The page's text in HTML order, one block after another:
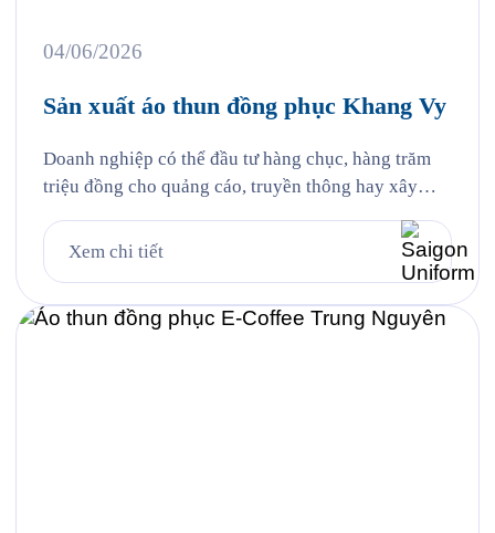
04/06/2026
Sản xuất áo thun đồng phục Khang Vy
Doanh nghiệp có thể đầu tư hàng chục, hàng trăm
triệu đồng cho quảng cáo, truyền thông hay xây
khách hàng nhớ đến lại đến từ những chi tiết gần
gũi nhất, đó chính là hình ảnh đội ngũ nhân sự
Xem chi tiết